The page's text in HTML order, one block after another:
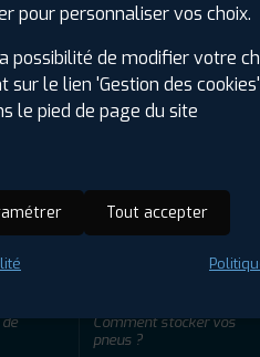
Comment stocker vos
pneus ?
pour personnaliser vos choix.
possibilité de modifier votre
sur le lien 'Gestion des
le pied de page du site
Tout accepter